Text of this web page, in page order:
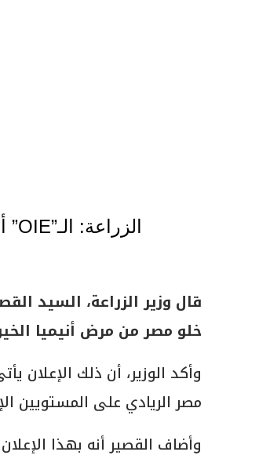
الزراعة: الـ”OIE” أعلنت خلو مصر من مرض أنيميا الخيول المعدي
خلو مصر من مرض أنيميا
وأكد الوزير، أن ذلك الإعلان
مصر الريادي على المستويين
وأضاف القصير أنه بهذا